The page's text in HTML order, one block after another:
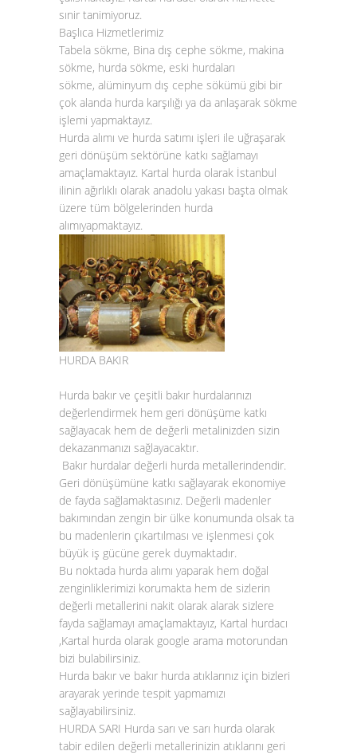
sınir tanimiyoruz.
Başlıca Hizmetlerimiz
Tabela sökme, Bina dış cephe sökme, makina
sökme, hurda sökme, eski hurdaları
sökme, alüminyum dış cephe sökümü gibi bir
çok alanda hurda karşılığı ya da anlaşarak sökme
işlemi yapmaktayız.
Hurda alımı ve hurda satımı işleri ile uğraşarak
geri dönüşüm sektörüne katkı sağlamayı
amaçlamaktayız. Kartal hurda olarak İstanbul
ilinin ağırlıklı olarak anadolu yakası başta olmak
üzere tüm bölgelerinden hurda
alımıyapmaktayız.
HURDA BAKIR
Hurda bakır ve çeşitli bakır hurdalarınızı
değerlendirmek hem geri dönüşüme katkı
sağlayacak hem de değerli metalinizden sizin
dekazanmanızı sağlayacaktır.
Bakır hurdalar değerli hurda metallerindendir.
Geri dönüşümüne katkı sağlayarak ekonomiye
de fayda sağlamaktasınız. Değerli madenler
bakımından zengin bir ülke konumunda olsak ta
bu madenlerin çıkartılması ve işlenmesi çok
büyük iş gücüne gerek duymaktadır.
Bu noktada hurda alımı yaparak hem doğal
zenginliklerimizi korumakta hem de sizlerin
değerli metallerini nakit olarak alarak sizlere
fayda sağlamayı amaçlamaktayız, Kartal hurdacı
,Kartal hurda olarak google arama motorundan
bizi bulabilirsiniz.
Hurda bakır ve bakır hurda atıklarınız için bizleri
arayarak yerinde tespit yapmamızı
sağlayabilirsiniz.
HURDA SARI Hurda sarı ve sarı hurda olarak
tabir edilen değerli metallerinizin atıklarını geri